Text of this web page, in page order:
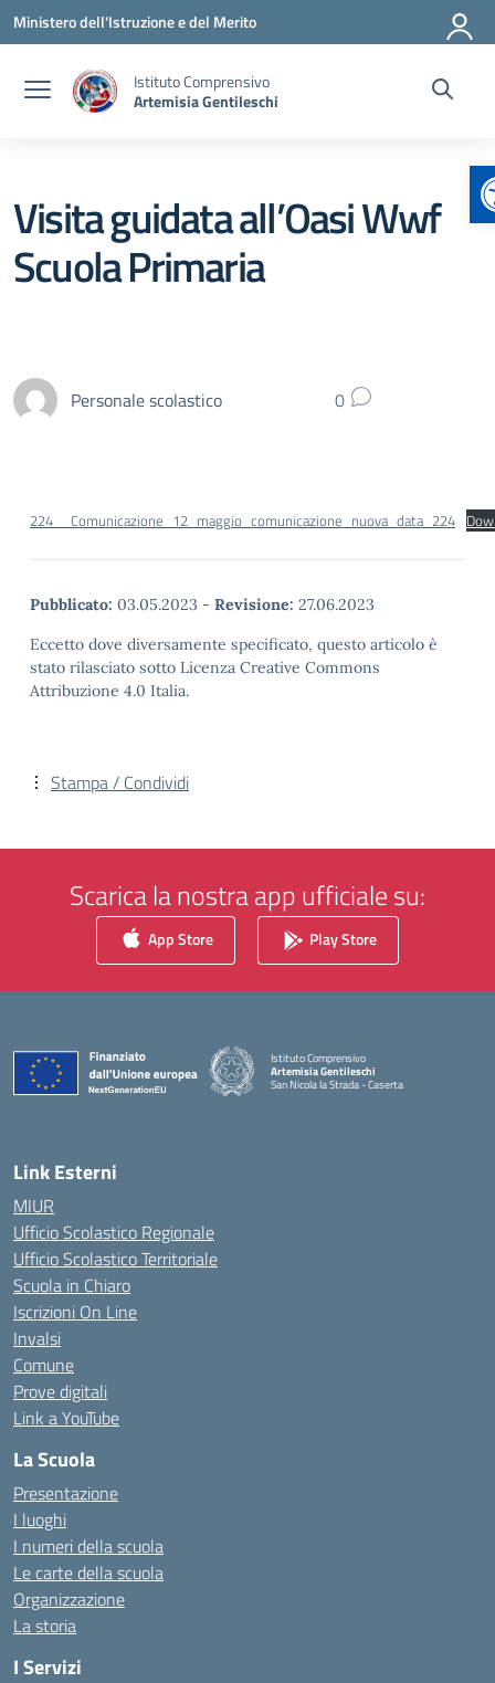
Vai ai contenuti
Vai al menu di navigazione
Vai al footer
Ministero dell'Istruzione e del Merito
Istituto Comprensivo
Artemisia Gentileschi
Visita guidata all’Oasi Wwf
Scuola Primaria
Personale scolastico 0
224__Comunicazione_12_maggio_comunicazione_nuova_data_224
Pubblicato: 03.05.2023 - Revisione: 27.06.2023
Eccetto dove diversamente specificato, questo articolo è
stato rilasciato sotto Licenza Creative Commons
Attribuzione 4.0 Italia.
Stampa / Condividi
Scarica la nostra app ufficiale su:
App Store Play Store
Istituto Comprensivo
Artemisia Gentileschi
San Nicola la Strada - Caserta
Link Esterni
MIUR
Ufficio Scolastico Regionale
Ufficio Scolastico Territoriale
Scuola in Chiaro
Iscrizioni On Line
Invalsi
Comune
Prove digitali
Link a YouTube
La Scuola
Presentazione
I luoghi
I numeri della scuola
Le carte della scuola
Organizzazione
La storia
I Servizi